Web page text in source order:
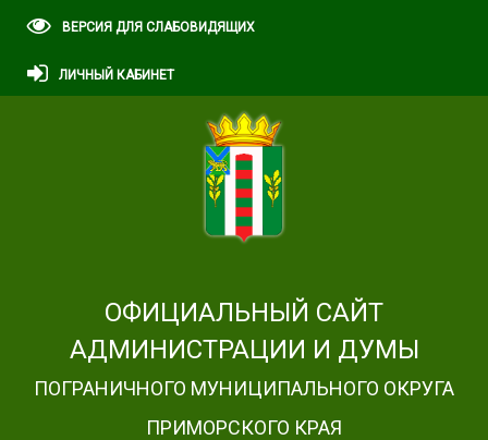
ВЕРСИЯ ДЛЯ СЛАБОВИДЯЩИХ
ЛИЧНЫЙ КАБИНЕТ
ОФИЦИАЛЬНЫЙ САЙТ
АДМИНИСТРАЦИИ И ДУМЫ
ПОГРАНИЧНОГО МУНИЦИПАЛЬНОГО ОКРУГА
ПРИМОРСКОГО КРАЯ